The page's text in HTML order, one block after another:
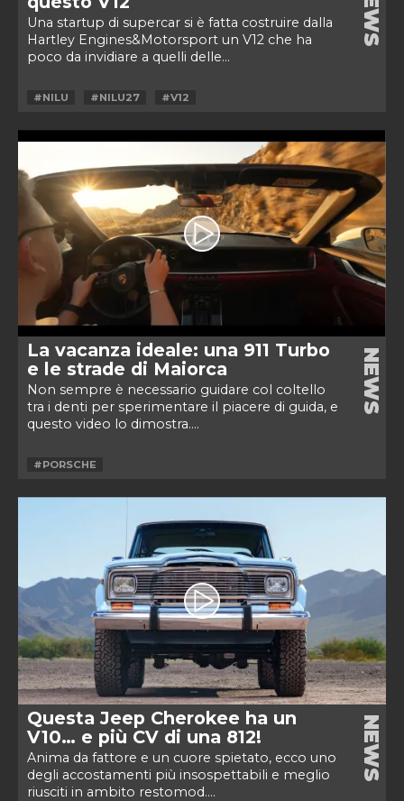
Una startup di supercar si è fatta costruire dalla
Hartley Engines&Motorsport un V12 che ha
poco da invidiare a quelli delle...
#NILU #NILU27 #V12
La vacanza ideale: una 911 Turbo
e le strade di Maiorca
Non sempre è necessario guidare col coltello
tra i denti per sperimentare il piacere di guida, e
questo video lo dimostra....
NEWS
#PORSCHE
Questa Jeep Cherokee ha un
V10… e più CV di una 812!
Anima da fattore e un cuore spietato, ecco uno
degli accostamenti più insospettabili e meglio
riusciti in ambito restomod....
NEWS